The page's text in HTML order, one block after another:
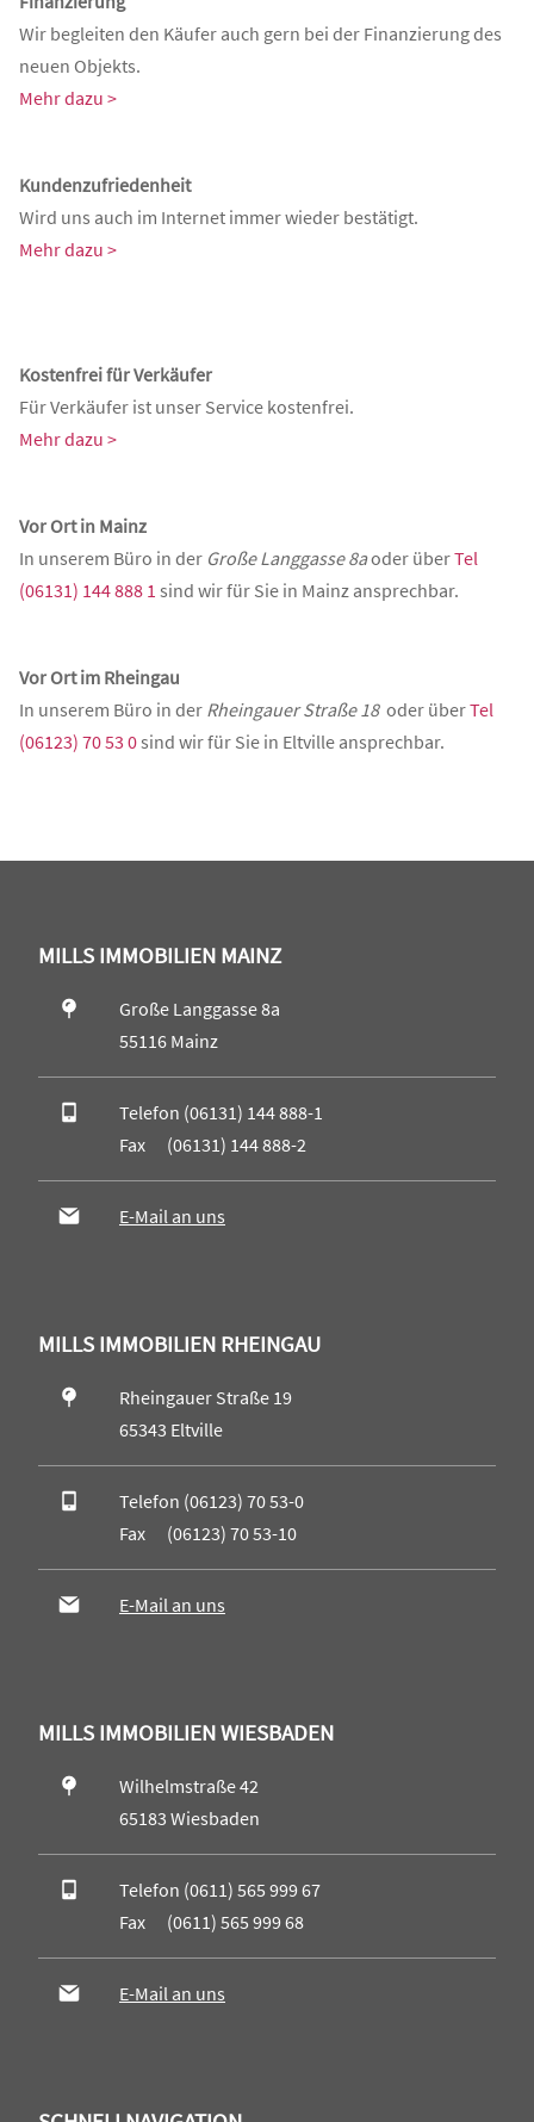
Wir begleiten den Käufer auch gern bei der Finanzierung des
neuen Objekts.
Mehr dazu >
Kundenzufriedenheit
Wird uns auch im Internet immer wieder bestätigt.
Mehr dazu >
Kostenfrei für Verkäufer
Für Verkäufer ist unser Service kostenfrei.
Mehr dazu >
Vor Ort in Mainz
In unserem Büro in der Große Langgasse 8aoder überTel
(06131) 144 888 1 sind wir für Sie in Mainz ansprechbar.
Vor Ort im Rheingau
In unserem Büro in der Rheingauer Straße 18oder überTel
(06123) 70 53 0sind wir für Sie in Eltville ansprechbar.
MILLS IMMOBILIEN MAINZ
Große Langgasse 8a
55116 Mainz
Telefon (06131) 144 888-1
Fax (06131) 144 888-2
E-Mail an uns
MILLS IMMOBILIEN RHEINGAU
Rheingauer Straße 19
65343 Eltville
Telefon (06123) 70 53-0
Fax (06123) 70 53-10
E-Mail an uns
MILLS IMMOBILIEN WIESBADEN
Wilhelmstraße 42
65183 Wiesbaden
Telefon (0611) 565 999 67
Fax (0611) 565 999 68
E-Mail an uns